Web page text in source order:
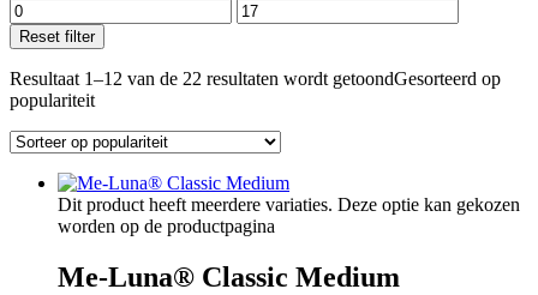
Reset filter
Resultaat 1–12 van de 22 resultaten wordt getoondGesorteerd op
populariteit
Dit product heeft meerdere variaties. Deze optie kan gekozen
worden op de productpagina
Me-Luna® Classic Medium